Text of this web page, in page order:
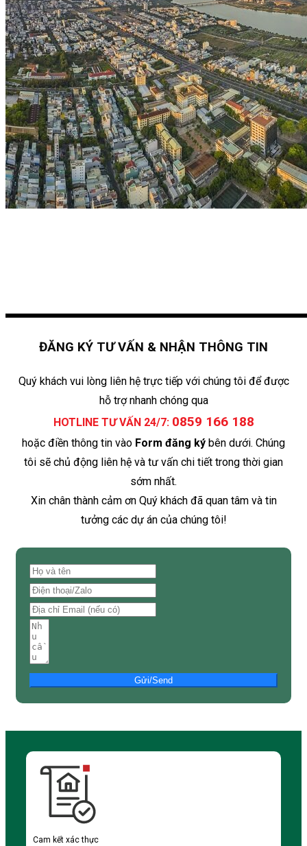
ĐĂNG KÝ TƯ VẤN & NHẬN THÔNG TIN
Quý khách vui lòng liên hệ trực tiếp với chúng tôi để được
hỗ trợ nhanh chóng qua
HOTLINE TƯ VẤN 24/7: 0859 166 188
hoặc điền thông tin vào Form đăng ký bên dưới. Chúng
tôi sẽ chủ động liên hệ và tư vấn chi tiết trong thời gian
sớm nhất.
Xin chân thành cảm ơn Quý khách đã quan tâm và tin
tưởng các dự án của chúng tôi!
Gửi/Send
Cam kết xác thực